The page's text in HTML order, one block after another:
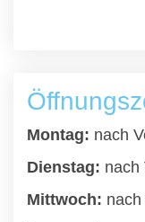
Montag: nach
Dienstag: nach
Mittwoch: